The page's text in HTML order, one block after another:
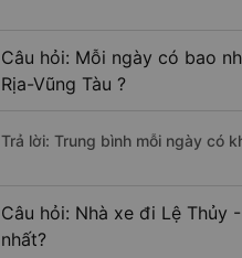
Câu hỏi: Mỗi ngày có bao
Rịa-Vũng Tàu ?
Trả lời: Trung bình mỗi ngày có
Câu hỏi: Nhà xe đi Lệ Thủy
nhất?